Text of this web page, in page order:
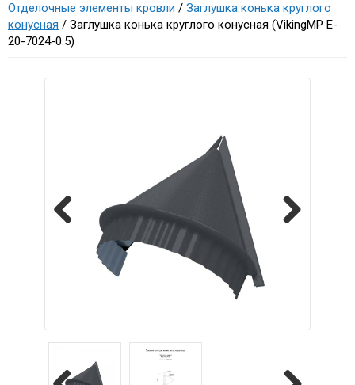
Отделочные элементы кровли / Заглушка конька круглого
конусная / Заглушка конька круглого конусная (VikingMP E-
20-7024-0.5)